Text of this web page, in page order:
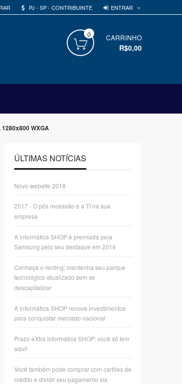
PJ - SP - CONTRIBUINTE ENTRAR
CARRINHO
0
R$0,00
WXGA
ÚLTIMAS NOTÍCIAS
Novo website 2018
2017 - O pós recessão e a TI na sua
empresa
A informática SHOP é premiada pela
Samsung pelo seu destaque em 2014
Conheça o renting: mantenha seu parque
tecnológico atualizado sem se
descapitalizar
A informática SHOP renova investimentos
para conquistar mercado nacional
Prazo eXtra informática SHOP: você só tem
aqui!
Você também pode comprar com cartões de
crédito e dividir seu pagamento via